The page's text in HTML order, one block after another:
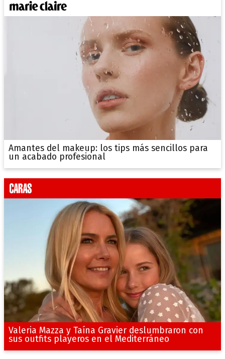
Amantes del makeup: los tips más sencillos para
un acabado profesional
Valeria Mazza y Taína Gravier deslumbraron con
sus outfits playeros en el Mediterráneo